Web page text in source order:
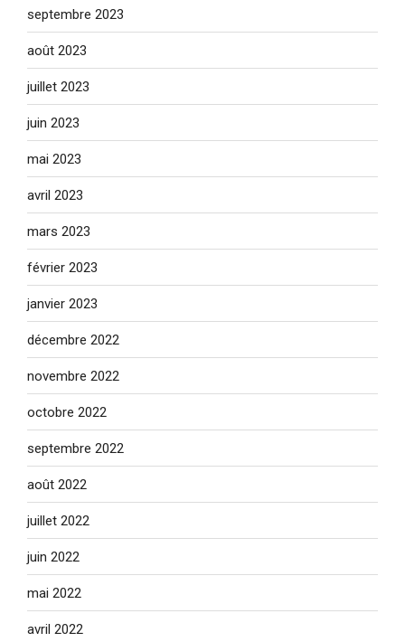
septembre 2023
août 2023
juillet 2023
juin 2023
mai 2023
avril 2023
mars 2023
février 2023
janvier 2023
décembre 2022
novembre 2022
octobre 2022
septembre 2022
août 2022
juillet 2022
juin 2022
mai 2022
avril 2022